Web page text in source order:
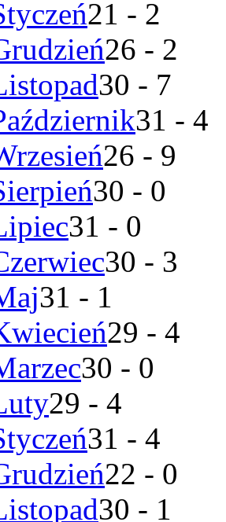
21 - 2
26 - 2
30 - 7
31 - 4
26 - 9
30 - 0
31 - 0
30 - 3
31 - 1
29 - 4
30 - 0
29 - 4
31 - 4
22 - 0
30 - 1